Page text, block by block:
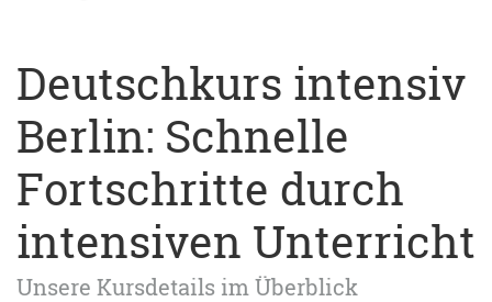
Deutschkurs intensiv
Berlin: Schnelle
Fortschritte durch
intensiven Unterricht
Unsere Kursdetails im Überblick